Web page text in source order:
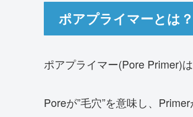
ポアプライマーとは？
ポアプライマー(Pore Primer)
Poreが”毛穴”を意味し、Primer